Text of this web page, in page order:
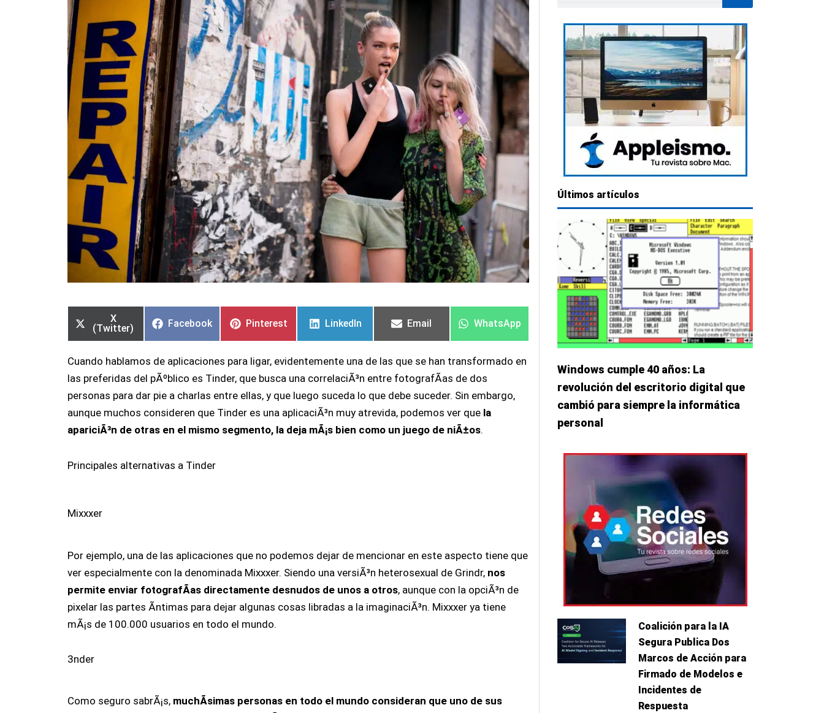
en
X
(Twitter)
en
Facebook
en
Pinterest
en
LinkedIn
en
Email
en
WhatsApp
Cuando hablamos de aplicaciones para ligar, evidentemente una de las que se han transformado en
las preferidas del pÃºblico es Tinder, que busca una correlaciÃ³n entre fotografÃ­as de dos
personas para dar pie a charlas entre ellas, y que luego suceda lo que debe suceder. Sin embargo,
aunque muchos consideren que Tinder es una aplicaciÃ³n muy atrevida, podemos ver que la
apariciÃ³n de otras en el mismo segmento, la deja mÃ¡s bien como un juego de niÃ±os.
Principales alternativas a Tinder
Mixxxer
Por ejemplo, una de las aplicaciones que no podemos dejar de mencionar en este aspecto tiene que
ver especialmente con la denominada Mixxxer. Siendo una versiÃ³n heterosexual de Grindr, nos
permite enviar fotografÃ­as directamente desnudos de unos a otros, aunque con la opciÃ³n de
pixelar las partes Ã­ntimas para dejar algunas cosas libradas a la imaginaciÃ³n. Mixxxer ya tiene
mÃ¡s de 100.000 usuarios en todo el mundo.
3nder
Como seguro sabrÃ¡s, muchÃ­simas personas en todo el mundo consideran que uno de sus
en
en
en
en
en
en
Últimos artículos
Windows cumple 40 años: La
revolución del escritorio digital que
cambió para siempre la informática
personal
Coalición para la IA
Segura Publica Dos
Marcos de Acción para
Firmado de Modelos e
Incidentes de
Respuesta